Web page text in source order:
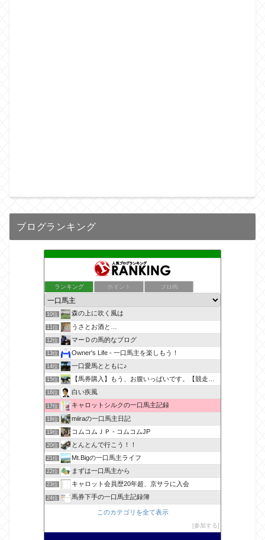
ブログランキング
ランキング ポイント ブロ画
10位 森の上に吹く風は
11位 うさとお酒と…
12位 マーＤの馬的なブログ
13位 Owner's Life - 一口馬主を楽しもう！
14位 一口愛馬とともに♪
15位 【馬券購入】もう、お腹いっぱいです。【競走馬出資】
16位 白い疾風
17位 キャロットシルクの一口馬主記録
18位 miiraの一口馬主日記
19位 コムコムＪＰ - コムコムJP
20位 とんとんで行こう！！
21位 Mt.Bigの一口馬主ライフ
22位 まずは一口馬主から
23位 キャロット会員歴20年超、京サラに入会
24位 馬券下手の一口馬主記録簿
このカテゴリを全て表示
参加する